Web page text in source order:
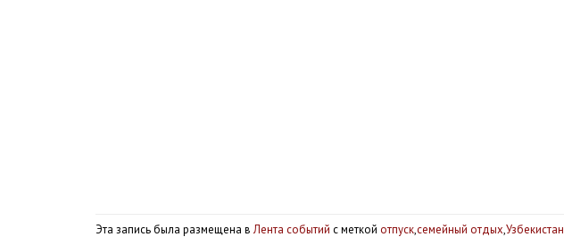
Эта запись была размещена вЛента событий с меткой отпуск,семейный отдых,Узбекистан